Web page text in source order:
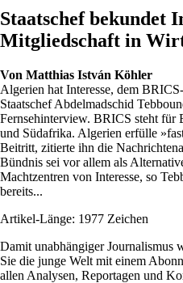
Staatschef bekundet
Mitgliedschaft in
Von Matthias István Köhler
Algerien hat Interesse, dem
Staatschef Abdelmadschid
Fernsehinterview. BRICS steht für
und Südafrika. Algerien erfülle
Beitritt, zitierte ihn die
Bündnis sei vor allem als
Machtzentren von Interesse, so
bereits...
Artikel-Länge: 1977 Zeichen
Damit unabhängiger Journalismus
Sie die junge Welt mit einem
allen Analysen, Reportagen und